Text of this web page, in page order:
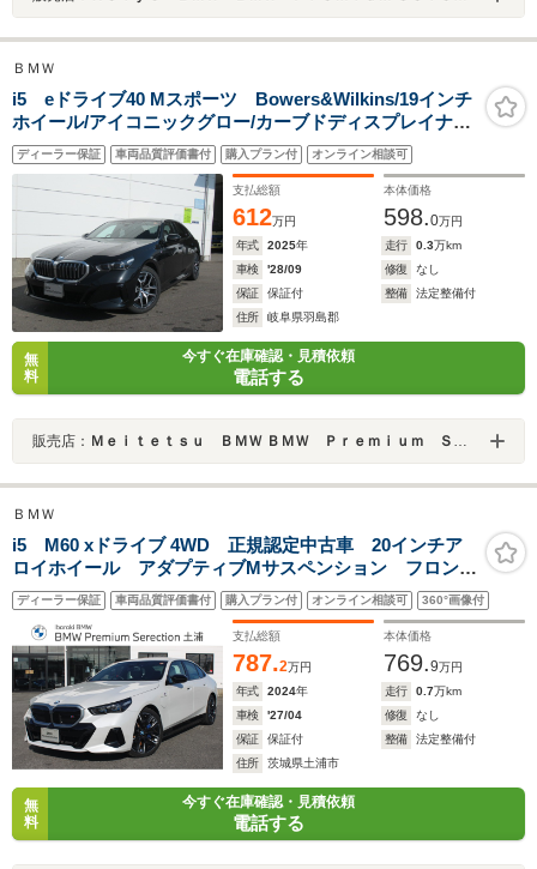
ＢＭＷ
i5 eドライブ40 Mスポーツ Bowers&Wilkins/19インチ
ホイール/アイコニックグロー/カーブドディスプレイナビ/
全方位カメラ/ヘッドアップディスプレイ/禁煙/デモカー
ディーラー保証 車両品質評価書付 購入プラン付 オンライン相談可
支払総額
612万円
本体価格
598.0万円
年式
2025年 走行 0.3万km
車検
'28/09 修復
なし
保証
保証付 整備
法定整備付
住所
岐阜県羽島郡
無
料
今すぐ在庫確認・見積依頼
電話する
販売店： Ｍｅｉｔｅｔｓｕ ＢＭＷ ＢＭＷ Ｐｒｅｍｉｕｍ Ｓｅｌｅｃｔｉｏｎ 岐阜
ＢＭＷ
i5 M60 xドライブ 4WD 正規認定中古車 20インチア
ロイホイール アダプティブMサスペンション フロント
シートエアコン フロント・リアシートヒーター クラ
フテッドガラスフィニッシュ カーボンファイバートリ
ディーラー保証 車両品質評価書付 購入プラン付 オンライン相談可 360°画像付
支払総額
787.2万円
本体価格
769.9万円
年式
2024年 走行 0.7万km
車検
'27/04 修復
なし
保証
保証付 整備
法定整備付
住所
茨城県土浦市
無
料
今すぐ在庫確認・見積依頼
電話する